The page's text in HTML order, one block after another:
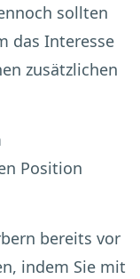
sollten
das Interesse
zusätzlichen
Position
bereits vor
indem Sie mit